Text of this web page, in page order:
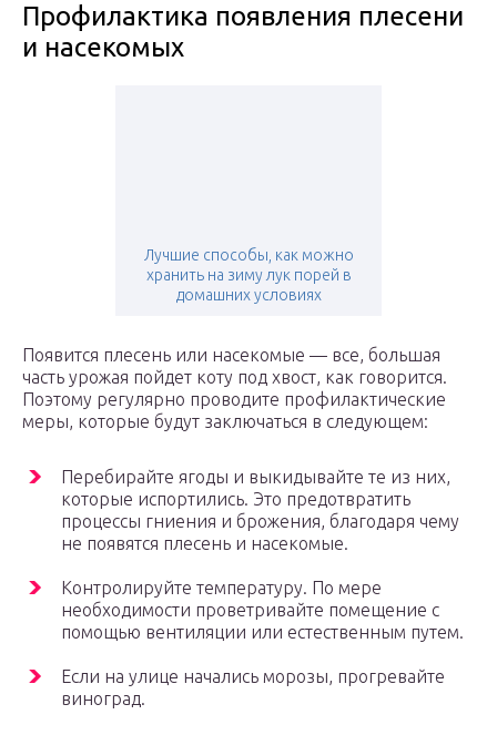
Профилактика появления плесени
и насекомых
Лучшие способы, как можно
хранить на зиму лук порей в
домашних условиях
Появится плесень или насекомые — все, большая
часть урожая пойдет коту под хвост, как говорится.
Поэтому регулярно проводите профилактические
меры, которые будут заключаться в следующем:
Перебирайте ягоды и выкидывайте те из них,
которые испортились. Это предотвратить
процессы гниения и брожения, благодаря чему
не появятся плесень и насекомые.
Контролируйте температуру. По мере
необходимости проветривайте помещение с
помощью вентиляции или естественным путем.
Если на улице начались морозы, прогревайте
виноград.